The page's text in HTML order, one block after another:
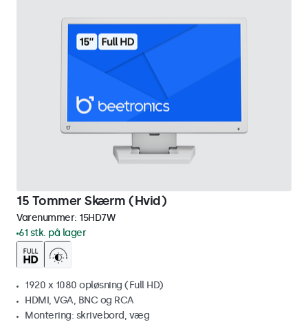
15 Tommer Skærm (Hvid)
Varenummer: 15HD7W
61 stk. på lager
1920 x 1080 opløsning (Full HD)
HDMI, VGA, BNC og RCA
Montering: skrivebord, væg